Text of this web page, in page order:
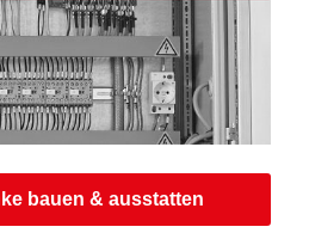
bauen & ausstatten